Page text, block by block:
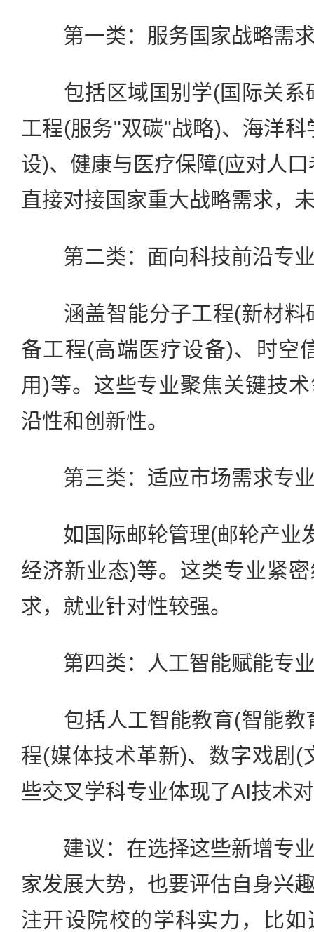
第一类：服务国家战略需
包括区域国别学(国际关系
工程(服务"双碳"战略)、海洋
设)、健康与医疗保障(应对人
直接对接国家重大战略需求，
第二类：面向科技前沿专
涵盖智能分子工程(新材料
备工程(高端医疗设备)、时空
用)等。这些专业聚焦关键技
沿性和创新性。
第三类：适应市场需求专
如国际邮轮管理(邮轮产业
经济新业态)等。这类专业紧
求，就业针对性较强。
第四类：人工智能赋能专
包括人工智能教育(智能教
程(媒体技术革新)、数字戏剧(
些交叉学科专业体现了AI技术
建议：在选择这些新增专业
家发展大势，也要评估自身兴
注开设院校的学科实力，比